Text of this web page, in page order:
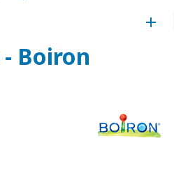
Boiron